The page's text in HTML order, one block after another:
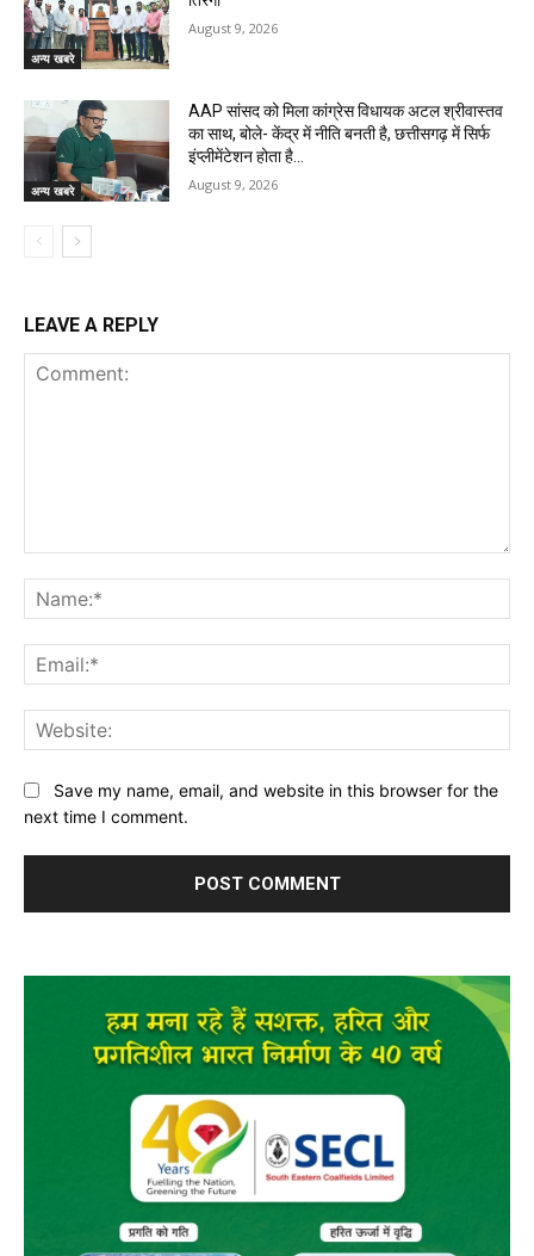
अन्य खबरे
August 9, 2026
अन्य खबरे
AAP सांसद को मिला कांग्रेस विधायक अटल श्रीवास्तव
का साथ, बोले- केंद्र में नीति बनती है, छत्तीसगढ़ में सिर्फ
इंप्लीमेंटेशन होता है…
August 9, 2026
LEAVE A REPLY
Save my name, email, and website in this browser for the
next time I comment.